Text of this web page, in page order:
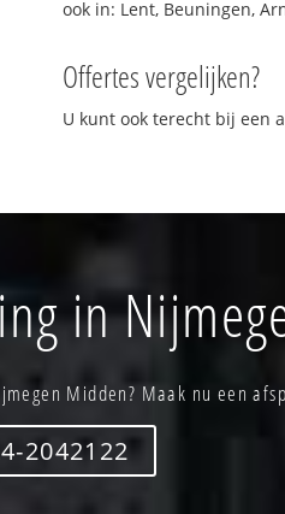
ook in: Lent, Beuningen,
Offertes vergelijken?
U kunt ook terecht bij een
in
Midden? Maak nu een
2042122